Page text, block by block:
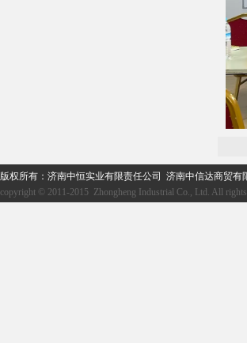
版权所有：济南中恒实业有限责任公司 济南中信达商贸
copyright © 2011-2015 Zhongheng Industrial Co., Ltd. All rights